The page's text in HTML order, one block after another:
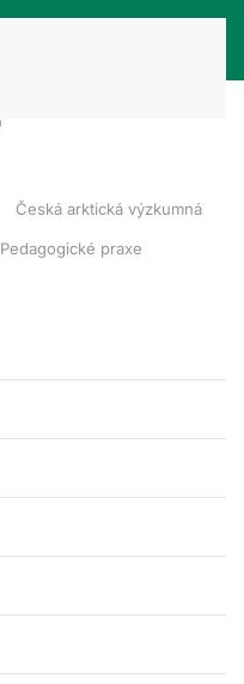
Česká arktická výzkumná
Pedagogické praxe